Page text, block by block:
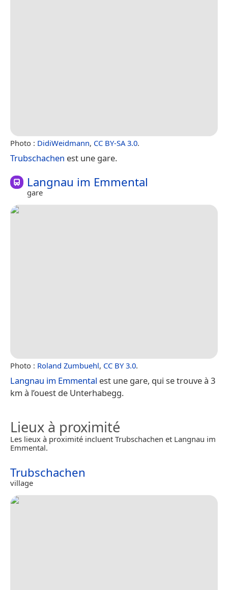
Photo : DidiWeidmann, CC BY-SA 3.0.
Trubschachen est une gare.
Langnau im Emmental
gare
Photo : Roland Zumbuehl, CC BY 3.0.
Langnau im Emmental est une gare, qui se trouve à 3
km à l’ouest de Unterhabegg.
Lieux à proximité
Les lieux à proximité incluent Trubschachen et Langnau im
Emmental.
Trubschachen
village